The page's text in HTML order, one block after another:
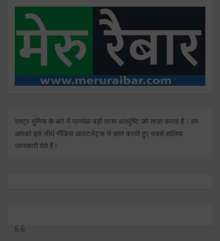
राष्ट्र दुनिया के बारे में प्रत्येक बड़ी ताजा अंतर्दृष्टि को ताज़ा करता है। हम
आपको इसे सीधे मीडिया आउटलेट्स से ज्ञात कराते हुए सबसे हालिया
जानकारी देते हैं।